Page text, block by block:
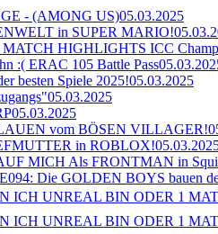
- (AMONG US)05.03.2025
in SUPER MARIO!
HIGHLIGHTS ICC
:( ERAC 105 Battle Pass
besten Spiele 2025!05.03.2025
05.03.2025
05.03.2025
vom BÖSEN VILLAGER!
in ROBLOX!
MICH Als FRONTMAN in
Die GOLDEN BOYS bauen
ICH UNREAL BIN ODER 1
ICH UNREAL BIN ODER 1